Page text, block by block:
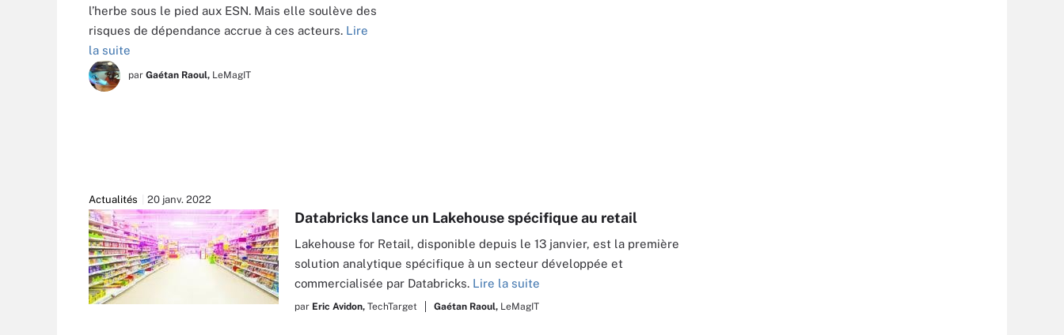
l’herbe sous le pied aux ESN. Mais elle soulève des
risques de dépendance accrue à ces acteurs. Lire
la suite
par Gaétan Raoul, LeMagIT
Actualités 20 janv. 2022
Databricks lance un Lakehouse spécifique au retail
Lakehouse for Retail, disponible depuis le 13 janvier, est la première
solution analytique spécifique à un secteur développée et
commercialisée par Databricks. Lire la suite
par Eric Avidon, TechTarget Gaétan Raoul, LeMagIT